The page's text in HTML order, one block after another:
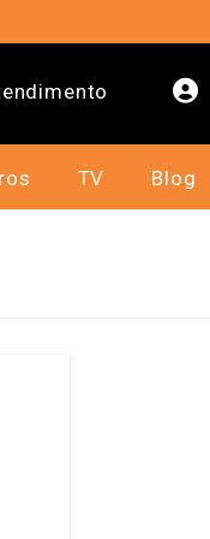
TV Blog